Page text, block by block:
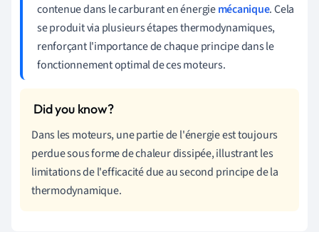
contenue dans le carburant en énergiemécanique. Cela
se produit via plusieurs étapes thermodynamiques,
renforçant l'importance de chaque principe dans le
fonctionnement optimal de ces moteurs.
Dans les moteurs, une partie de l'énergie est toujours
perdue sous forme de chaleur dissipée, illustrant les
limitations de l'efficacité due au second principe de la
thermodynamique.